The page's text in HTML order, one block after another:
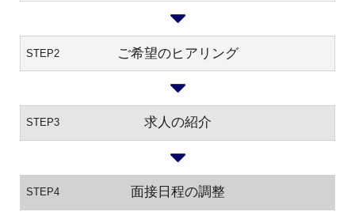
STEP2 ご希望のヒアリング
STEP3 求人の紹介
STEP4 面接日程の調整